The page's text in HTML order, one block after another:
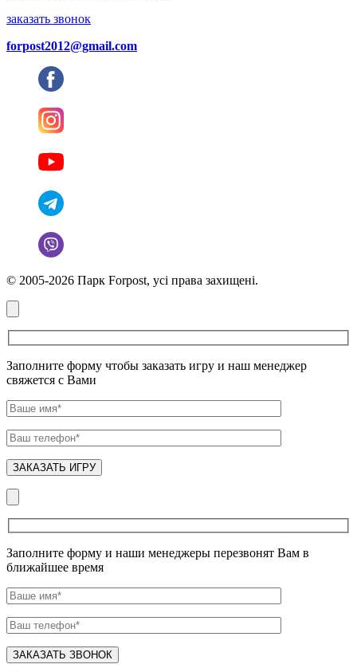
заказать звонок
forpost2012@gmail.com
© 2005-2026 Парк Forpost, усі права захищені.
Заполните форму чтобы заказать игру и наш менеджер
свяжется с Вами
Заполните форму и наши менеджеры перезвонят Вам в
ближайшее время